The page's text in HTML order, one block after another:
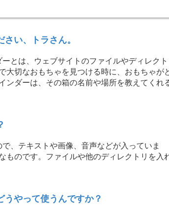
い、トラさん。
とは、ウェブサイトのファイルやディレクト
大切なおもちゃを見つける時に、おもちゃが
ンダーは、その箱の名前や場所を教えてくれ
、テキストや画像、音声などが入っていま
ものです。ファイルや他のディレクトリを入
やって使うんですか？